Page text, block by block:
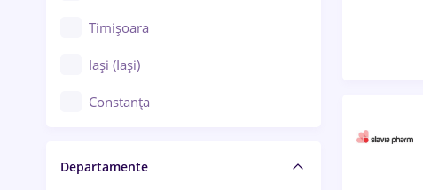
Timișoara
Iași (Iași)
Constanța
Brașov
Departamente